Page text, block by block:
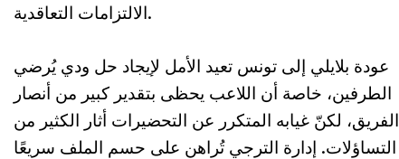
الالتزامات التعاقدية.
عودة بلايلي إلى تونس تعيد الأمل لإيجاد حل ودي يُرضي
الطرفين، خاصة أن اللاعب يحظى بتقدير كبير من أنصار
الفريق، لكنّ غيابه المتكرر عن التحضيرات أثار الكثير من
التساؤلات. إدارة الترجي تُراهن على حسم الملف سريعًا